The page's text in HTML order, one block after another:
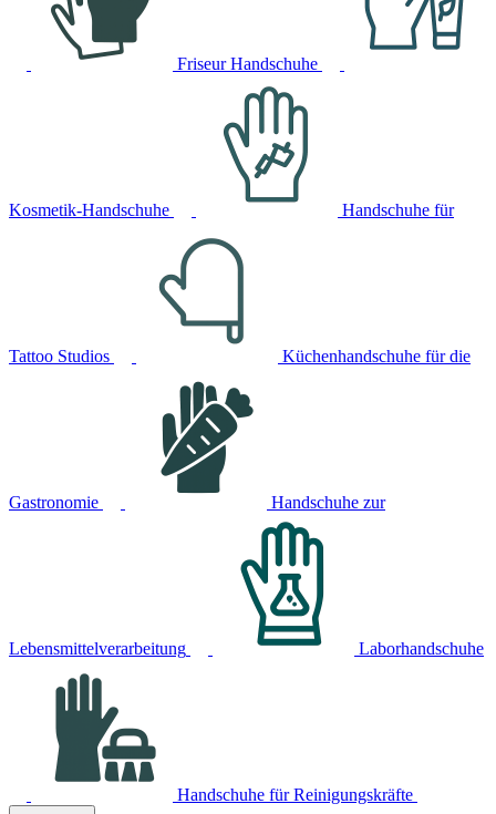
Friseur Handschuhe
Kosmetik-Handschuhe Handschuhe für
Tattoo Studios Küchenhandschuhe für die
Gastronomie Handschuhe zur
Lebensmittelverarbeitung Laborhandschuhe
Handschuhe für Reinigungskräfte